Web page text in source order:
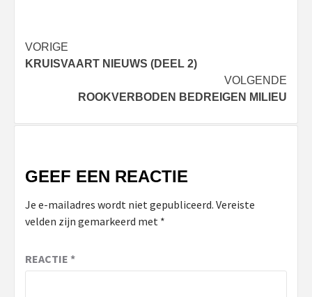
Bericht
navigatie
VORIGE
KRUISVAART NIEUWS (DEEL 2)
VOLGENDE
ROOKVERBODEN BEDREIGEN MILIEU
GEEF EEN REACTIE
Je e-mailadres wordt niet gepubliceerd. Vereiste
velden zijn gemarkeerd met *
REACTIE *